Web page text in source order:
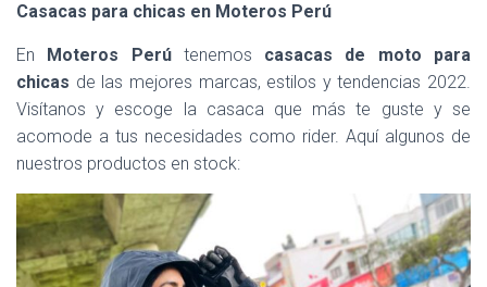
Casacas para chicas en Moteros Perú
En Moteros Perútenemos casacas de moto para
chicas de las mejores marcas, estilos y tendencias 2022.
Visítanos y escoge la casaca que más te guste y se
acomode a tus necesidades como rider. Aquí algunos de
nuestros productos en stock: